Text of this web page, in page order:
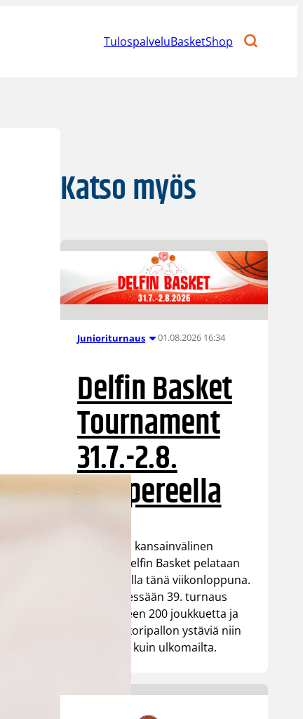
TulospalveluBasketShop
Katso myös
Junioriturnaus 01.08.2026 16:34
Delfin Basket
Tournament
31.7.-2.8.
Tampereella
Koripallon kansainvälinen
turnaus Delfin Basket pelataan
Tampereella tänä viikonloppuna.
Järjestyksessään 39. turnaus
kerää yhteen 200 joukkuetta ja
tuhansia koripallon ystäviä niin
Suomesta kuin ulkomailta.